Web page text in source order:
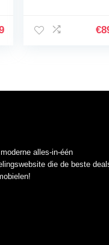
Volwassenen
€
alles-in-één
die de beste